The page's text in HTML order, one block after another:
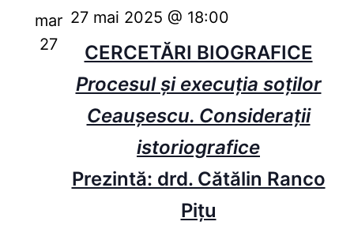
mar
27
CERCETĂRI BIOGRAFICE
Procesul și execuția soților
Ceaușescu. Considerații
istoriografice
Prezintă: drd. Cătălin Ranco
Pițu
27 mai 2025 @ 18:00